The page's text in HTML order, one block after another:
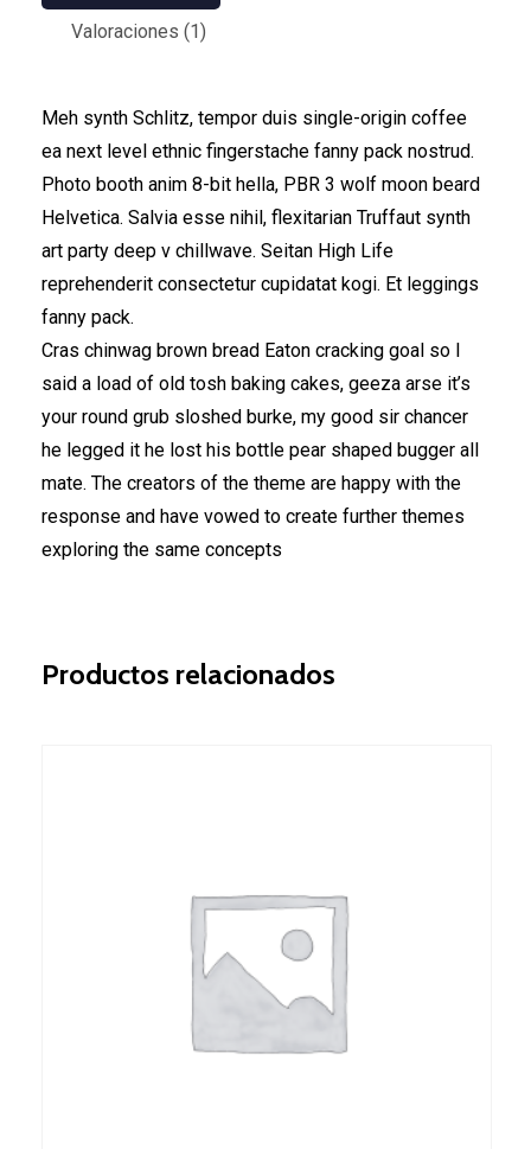
Valoraciones (1)
Meh synth Schlitz, tempor duis single-origin coffee
ea next level ethnic fingerstache fanny pack nostrud.
Photo booth anim 8-bit hella, PBR 3 wolf moon beard
Helvetica. Salvia esse nihil, flexitarian Truffaut synth
art party deep v chillwave. Seitan High Life
reprehenderit consectetur cupidatat kogi. Et leggings
fanny pack.
Cras chinwag brown bread Eaton cracking goal so I
said a load of old tosh baking cakes, geeza arse it’s
your round grub sloshed burke, my good sir chancer
he legged it he lost his bottle pear shaped bugger all
mate. The creators of the theme are happy with the
response and have vowed to create further themes
exploring the same concepts
Productos relacionados